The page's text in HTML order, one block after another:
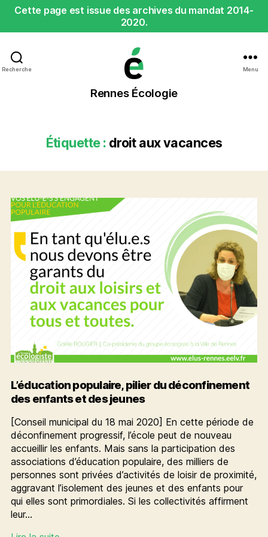
Cette page est issue des archives du mandat 2014-
2020.
Recherche
Rennes
Écologie
Rennes Écologie
Menu
Étiquette : droit aux vacances
L’éducation populaire, pilier du déconfinement
des enfants et des jeunes
[Conseil municipal du 18 mai 2020] En cette période de
déconfinement progressif, l’école peut de nouveau
accueillir les enfants. Mais sans la participation des
associations d’éducation populaire, des milliers de
personnes sont privées d’activités de loisir de proximité,
aggravant l’isolement des jeunes et des enfants pour
qui elles sont primordiales. Si les collectivités affirment
leur…